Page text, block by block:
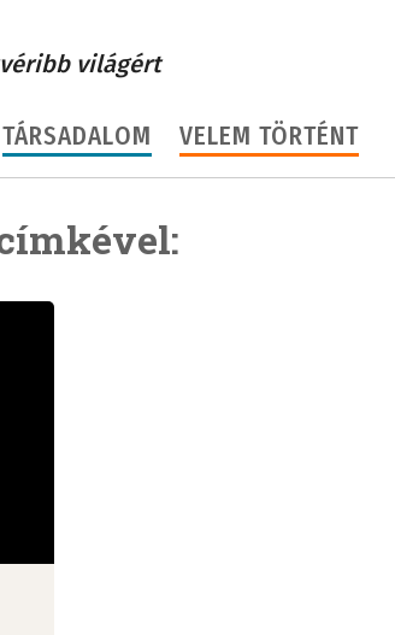
világért
TÁRSADALOM VELEM TÖRTÉNT